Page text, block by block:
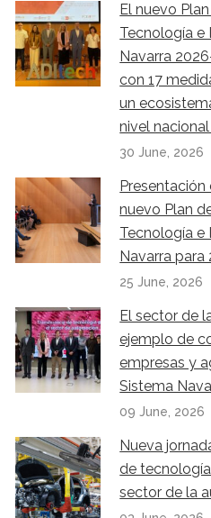
El nuevo
Tecnología e
Navarra
con 17
un
nivel
30 June, 2026
nuevo Plan
Tecnología e
Navarra
25 June, 2026
El sector de
ejemplo de
empresas y
Sistema
09 June, 2026
Nueva
de
sector de la